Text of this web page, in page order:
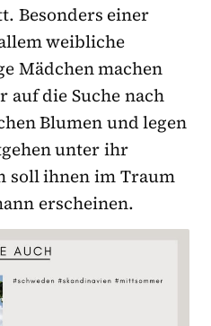
Besonders einer
weibliche
Mädchen machen
auf die Suche nach
Blumen und legen
unter ihr
soll ihnen im Traum
erscheinen.